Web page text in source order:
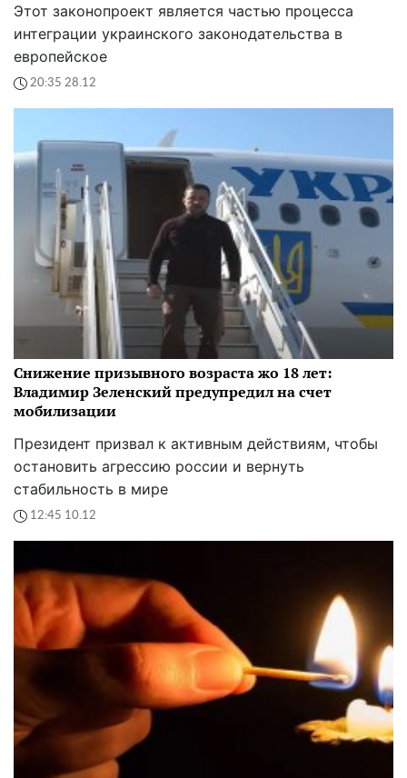
Этот законопроект является частью процесса
интеграции украинского законодательства в
европейское
20:35 28.12
Снижение призывного возраста жо 18 лет:
Владимир Зеленский предупредил на счет
мобилизации
Президент призвал к активным действиям, чтобы
остановить агрессию россии и вернуть
стабильность в мире
12:45 10.12